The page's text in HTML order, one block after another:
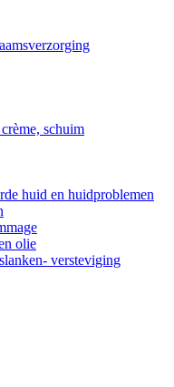
schuim
huid en huidproblemen
olie
versteviging